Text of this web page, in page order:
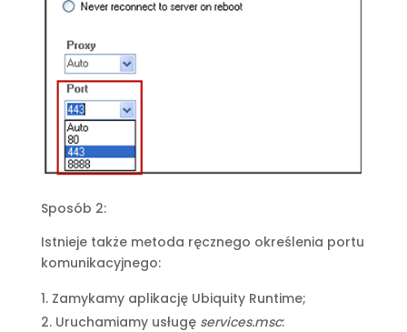
Sposób 2:
Istnieje także metoda ręcznego określenia portu
komunikacyjnego:
Zamykamy aplikację Ubiquity Runtime;
Uruchamiamy usługę services.msc: